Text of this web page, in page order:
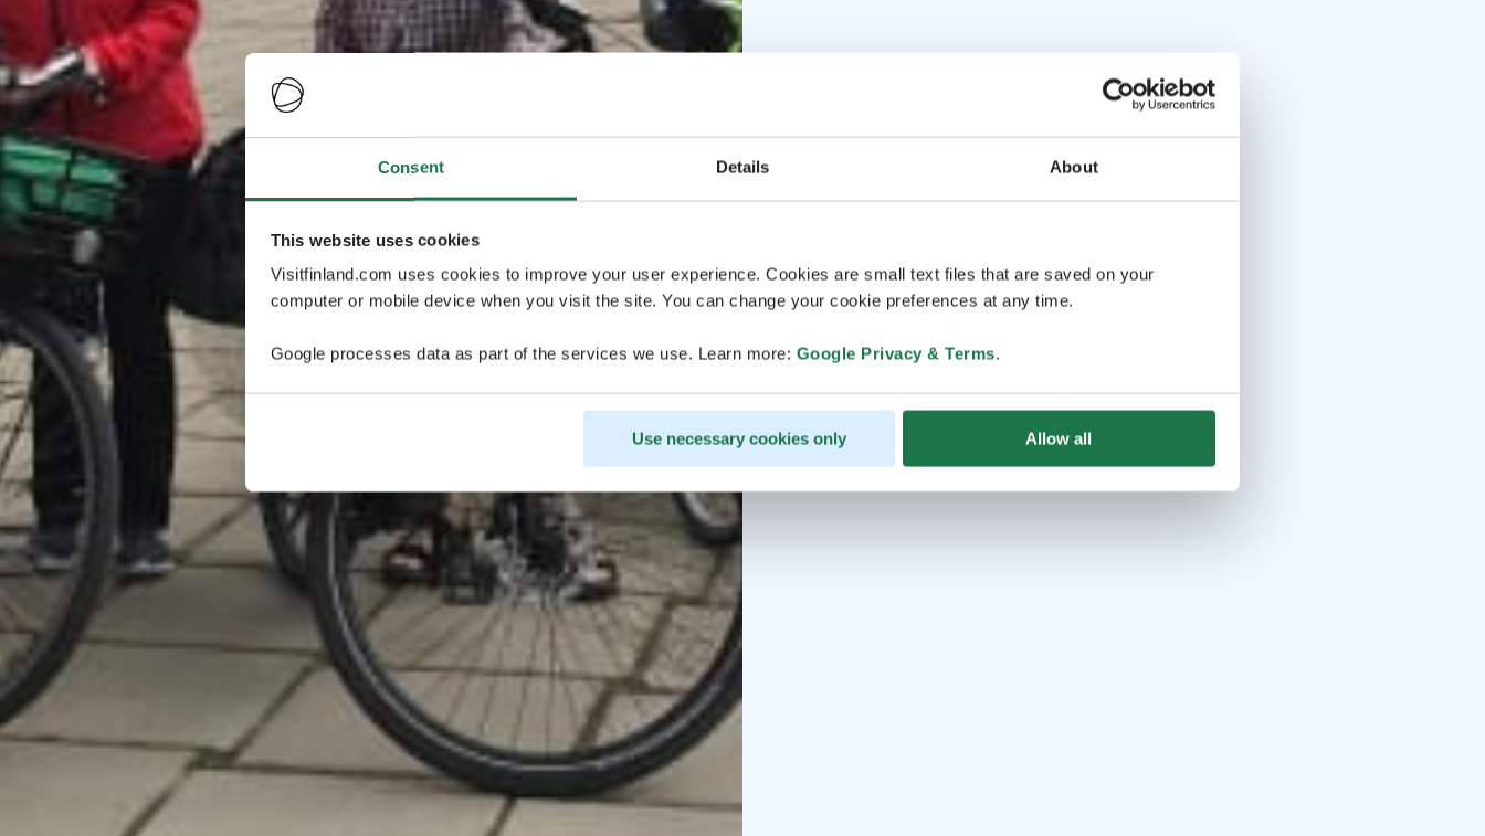
Consent Details About
This website uses cookies
Visitfinland.com uses cookies to improve your user experience. Cookies are small text files that are saved on your
computer or mobile device when you visit the site. You can change your cookie preferences at any time.
Google processes data as part of the services we use. Learn more: Google Privacy & Terms.
Use necessary cookies only Allow all